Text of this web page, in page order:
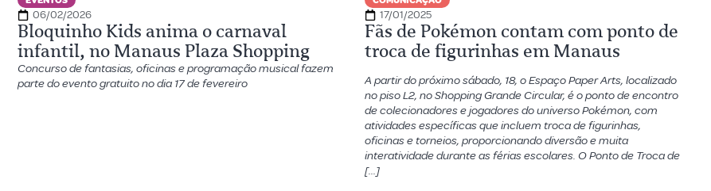
06/02/2026
Bloquinho Kids anima o carnaval
infantil, no Manaus Plaza Shopping
Concurso de fantasias, oficinas e programação musical fazem
parte do evento gratuito no dia 17 de fevereiro
17/01/2025
Fãs de Pokémon contam com ponto de
troca de figurinhas em Manaus
A partir do próximo sábado, 18, o Espaço Paper Arts, localizado
no piso L2, no Shopping Grande Circular, é o ponto de encontro
de colecionadores e jogadores do universo Pokémon, com
atividades específicas que incluem troca de figurinhas,
oficinas e torneios, proporcionando diversão e muita
interatividade durante as férias escolares. O Ponto de Troca de
[…]